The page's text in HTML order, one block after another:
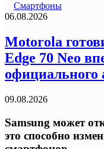
Смартфоны
06.08.2026
Motorola
Edge 70 Neo
официального
09.08.2026
Samsung может
это способно